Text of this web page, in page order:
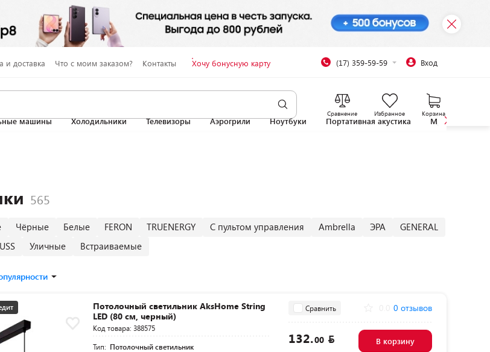
и доставка Что с моим заказом? Контакты Хочу бонусную карту (17) 359-59-59 Вход
Сравнение Избранное Корзина
машины Холодильники Телевизоры Аэрогрили Ноутбуки Портативная акустика
Чёрные Белые FERON TRUENERGY С пультом управления Ambrella ЭРА
GENERAL
Уличные Встраиваемые
Потолочный светильник AksHome String
LED (80 см, черный)
Код товара: 388575
Тип: Потолочный светильник
Сравнить 0 отзывов
132.00 В корзину